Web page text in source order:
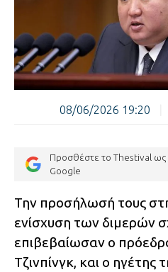
08/06/2026 19:20
Προσθέστε το Thestival ως
Google
Την προσήλωσή τους
ενίσχυση των διμερών
επιβεβαίωσαν ο
Τζινπίνγκ, και ο ηγέτης